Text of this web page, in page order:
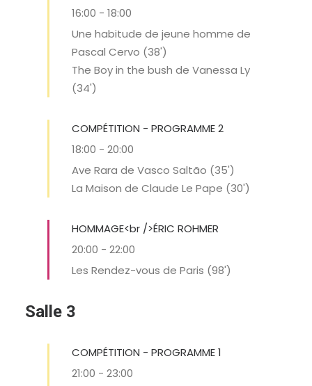
16:00 - 18:00
Une habitude de jeune homme de
Pascal Cervo (38')
The Boy in the bush de Vanessa Ly
(34')
COMPÉTITION - PROGRAMME 2
18:00 - 20:00
Ave Rara de Vasco Saltão (35')
La Maison de Claude Le Pape (30')
HOMMAGE<br />ÉRIC ROHMER
20:00 - 22:00
Les Rendez-vous de Paris (98')
Salle 3
COMPÉTITION - PROGRAMME 1
21:00 - 23:00